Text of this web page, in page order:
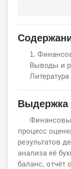
1.
Выводы и
Литература
Выдержка
процесс
результатов
анализа её
баланс, отчёт